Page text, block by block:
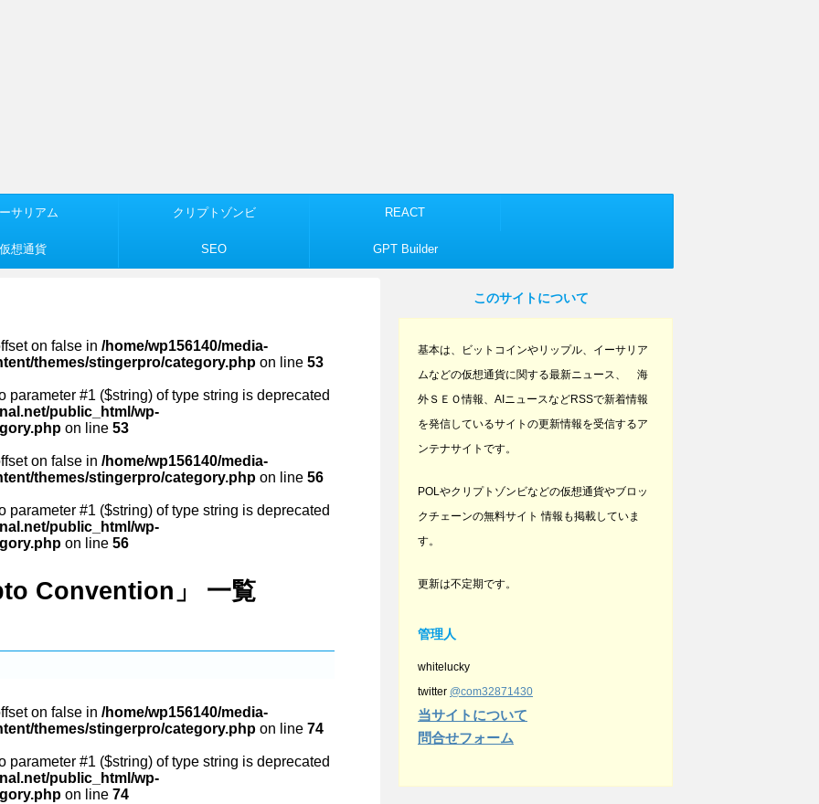
サリアム クリプトゾンビ REACT
仮想通貨 SEO GPT Builder
on false in /home/wp156140/media-
themes/stingerpro/category.php on line 53
parameter #1 ($string) of type string is deprecated
public_html/wp-
on line 53
on false in /home/wp156140/media-
themes/stingerpro/category.php on line 56
parameter #1 ($string) of type string is deprecated
public_html/wp-
on line 56
Convention」 一覧
on false in /home/wp156140/media-
themes/stingerpro/category.php on line 74
parameter #1 ($string) of type string is deprecated
public_html/wp-
on line 74
このサイトについて
基本は、ビットコインやリップル、イーサリア
ムなどの仮想通貨に関する最新ニュース、 海
外ＳＥＯ情報、AIニュースなどRSSで新着情報
を発信しているサイトの更新情報を受信するア
ンテナサイトです。
POLやクリプトゾンビなどの仮想通貨やブロッ
クチェーンの無料サイト 情報も掲載していま
す。
更新は不定期です。
管理人
whitelucky
twitter @com32871430
当サイトについて
問合せフォーム